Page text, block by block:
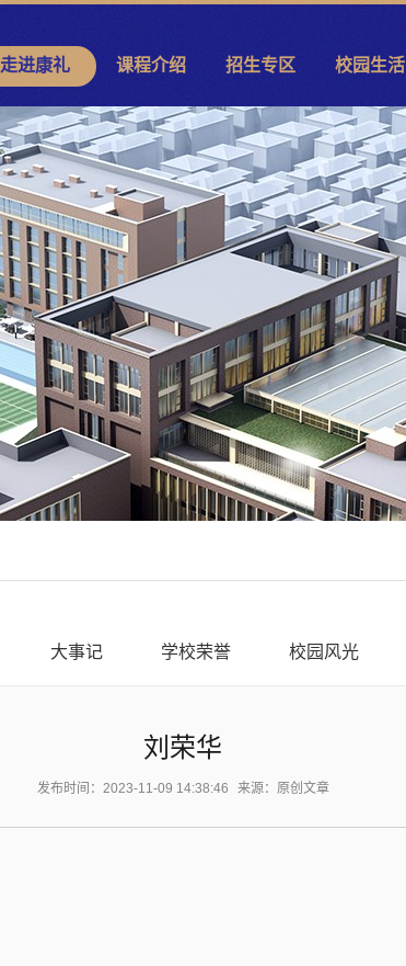
走进康礼 课程介绍 招生专区 校园生活
大事记 学校荣誉 校园风光
刘荣华
发布时间：2023-11-09 14:38:46 来源：原创文章